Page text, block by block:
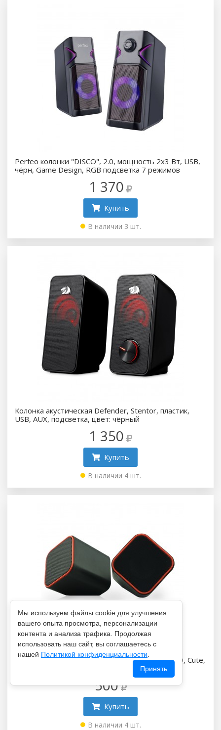
Perfeo колонки "DISCO", 2.0, мощность 2х3 Вт, USB,
чёрн, Game Design, RGB подсветка 7 режимов
1 370
Купить
В наличии 3 шт.
Колонка акустическая Defender, Stentor, пластик,
USB, AUX, подсветка, цвет: чёрный
1 350
Купить
В наличии 4 шт.
Колонка компьютерная 2.0 SmartBuy, SBA-2590, Cute,
500
Купить
В наличии 4 шт.
Мы используем файлы cookie для улучшения
вашего опыта просмотра, персонализации
контента и анализа трафика. Продолжая
использовать наш сайт, вы соглашаетесь с
нашей Политикой конфиденциальности
Принять